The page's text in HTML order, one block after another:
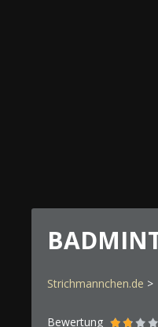
Strichmannchen.de
Bewertung